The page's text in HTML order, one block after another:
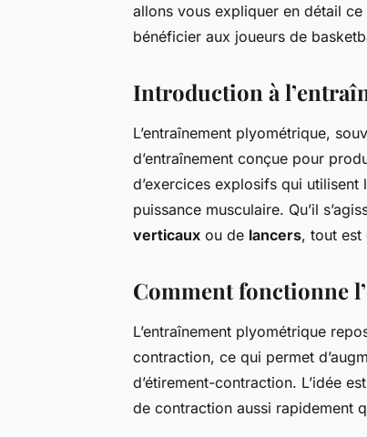
allons vous expliquer en détail
bénéficier aux joueurs de
Introduction à
L’entraînement plyométrique,
d’entraînement conçue pour
d’exercices explosifs qui
puissance musculaire. Qu’il
verticaux ou de lancers, tout est
Comment fonctionne
L’entraînement plyométrique
contraction, ce qui permet
d’étirement-contraction. L’idée
de contraction aussi rapidement